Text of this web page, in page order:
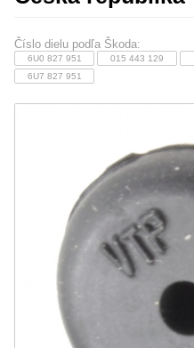
Číslo dielu podľa Škoda:
6U0 827 951 015 443 129
6U7 827 951